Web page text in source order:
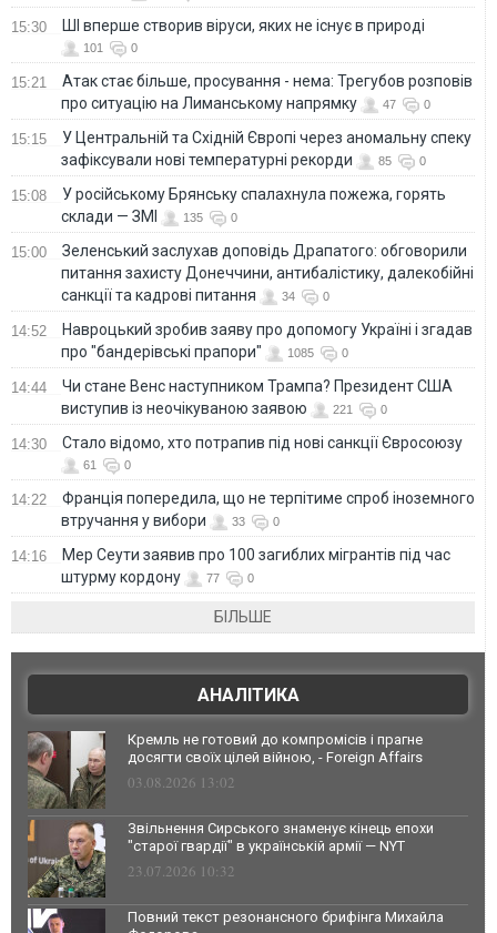
15:30 ШІ вперше створив віруси, яких не існує в природі
101 0
15:21
Атак стає більше, просування - нема: Трегубов розповів
про ситуацію на Лиманському напрямку
47 0
15:15
У Центральній та Східній Європі через аномальну спеку
зафіксували нові температурні рекорди
85 0
15:08
У російському Брянську спалахнула пожежа, горять
склади — ЗМІ
135 0
15:00
Зеленський заслухав доповідь Драпатого: обговорили
питання захисту Донеччини, антибалістику, далекобійні
санкції та кадрові питання
34 0
14:52
Навроцький зробив заяву про допомогу Україні і згадав
про "бандерівські прапори"
1085 0
14:44
Чи стане Венс наступником Трампа? Президент США
виступив із неочікуваною заявою
221 0
14:30 Стало відомо, хто потрапив під нові санкції Євросоюзу
61 0
14:22
Франція попередила, що не терпітиме спроб іноземного
втручання у вибори
33 0
14:16
Мер Сеути заявив про 100 загиблих мігрантів під час
штурму кордону
77 0
БІЛЬШЕ
АНАЛІТИКА
Кремль не готовий до компромісів і прагне
досягти своїх цілей війною, - Foreign Affairs
03.08.2026 13:02
Звільнення Сирського знаменує кінець епохи
"старої гвардії" в українській армії — NYT
23.07.2026 10:32
Повний текст резонансного брифінга Михайла